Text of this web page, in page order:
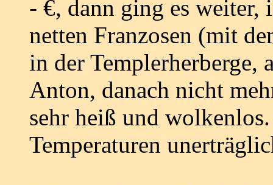
- €, dann ging es
netten Franzosen (mit
in der Templerherberge,
Anton, danach nicht
sehr heiß und
Temperaturen